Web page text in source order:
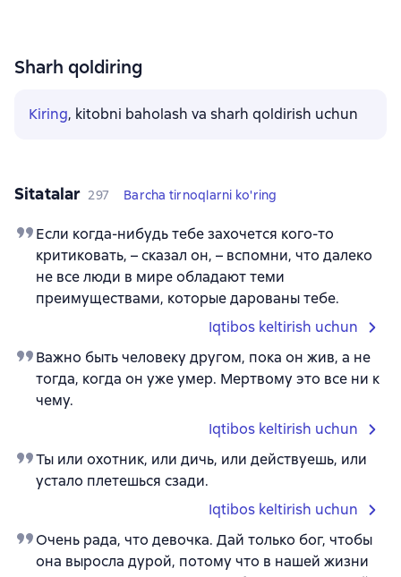
Sharh qoldiring
Kiring, kitobni baholash va sharh qoldirish uchun
Sitatalar 297 Barcha tirnoqlarni ko'ring
Если когда-нибудь тебе захочется кого-то
критиковать, – сказал он, – вспомни, что далеко
не все люди в мире обладают теми
преимуществами, которые дарованы тебе.
Iqtibos keltirish uchun
Важно быть человеку другом, пока он жив, а не
тогда, когда он уже умер. Мертвому это все ни к
чему.
Iqtibos keltirish uchun
Ты или охотник, или дичь, или действуешь, или
устало плетешься сзади.
Iqtibos keltirish uchun
Очень рада, что девочка. Дай только бог, чтобы
она выросла дурой, потому что в нашей жизни